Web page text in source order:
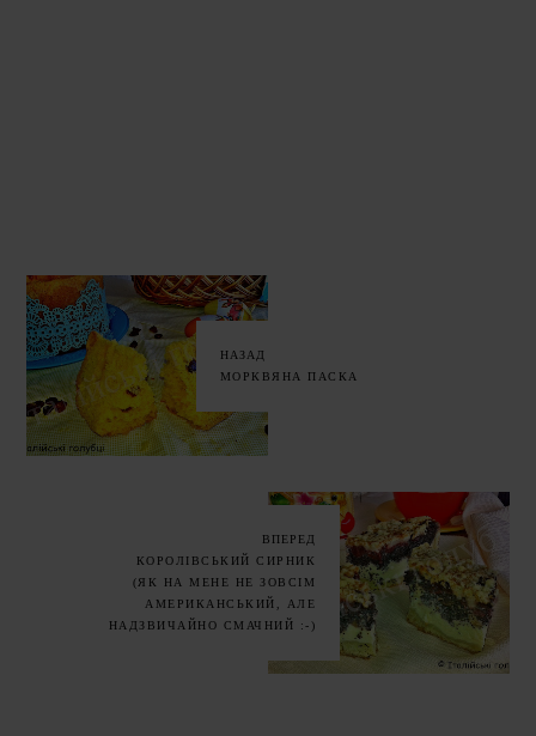
НАЗАД
МОРКВЯНА ПАСКА
ВПЕРЕД
КОРОЛІВСЬКИЙ СИРНИК
(ЯК НА МЕНЕ НЕ ЗОВСІМ
АМЕРИКАНСЬКИЙ, АЛЕ
НАДЗВИЧАЙНО СМАЧНИЙ :-)